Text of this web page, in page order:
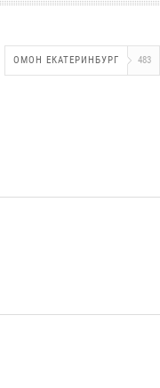
ОМОН ЕКАТЕРИНБУРГ 483